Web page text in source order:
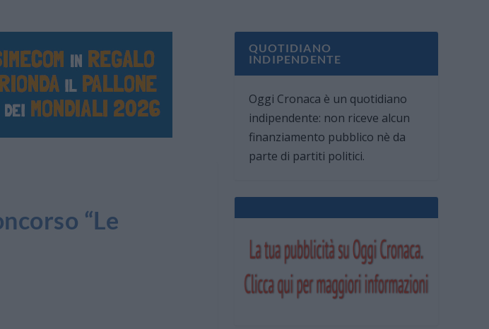
“Le
QUOTIDIANO
INDIPENDENTE
Oggi Cronaca è un quotidiano
indipendente: non riceve alcun
finanziamento pubblico nè da
parte di partiti politici.